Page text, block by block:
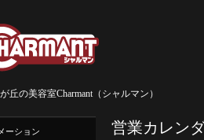
丘の美容室Charmant（シャルマン）
営業カレン
ーション